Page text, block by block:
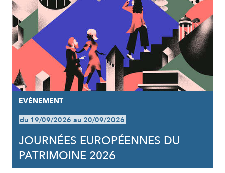
EVÈNEMENT
du 19/09/2026 au 20/09/2026
JOURNÉES EUROPÉENNES DU
PATRIMOINE 2026